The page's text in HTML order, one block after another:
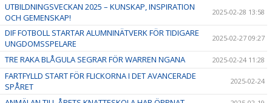
UTBILDNINGSVECKAN 2025 – KUNSKAP, INSPIRATION
OCH GEMENSKAP!
2025-02-28 13:58
DIF FOTBOLL STARTAR ALUMNINÄTVERK FÖR TIDIGARE
UNGDOMSSPELARE
2025-02-27 09:27
TRE RAKA BLÅGULA SEGRAR FÖR WARREN NGANA 2025-02-24 11:28
FARTFYLLD START FÖR FLICKORNA I DET AVANCERADE
SPÅRET
2025-02-24